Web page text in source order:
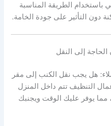
باستخدام الطريقة المناسبة
دون التأثير على جودة الخامة.
إلى النقل
هل يجب نقل الكنب إلى مقر
التنظيف تتم داخل المنزل
مما يوفر عليك الوقت ويجنبك